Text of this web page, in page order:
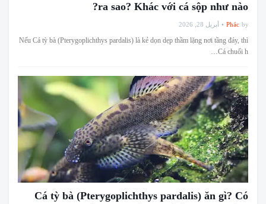
ra sao? Khác với cá sộp như nào?
by
Phác أبريل 28, 2026
Nếu Cá tỳ bà (Pterygoplichthys pardalis) là kẻ dọn dẹp thầm lặng nơi tầng đáy, thì
Cá chuối h…
Cá tỳ bà (Pterygoplichthys pardalis) ăn gì? Có